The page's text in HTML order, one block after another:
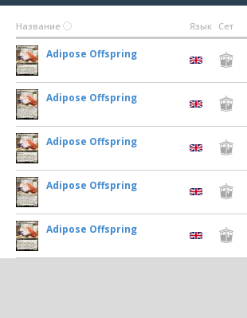
Название Язык Сет
Adipose Offspring
Adipose Offspring
Adipose Offspring
Adipose Offspring
Adipose Offspring